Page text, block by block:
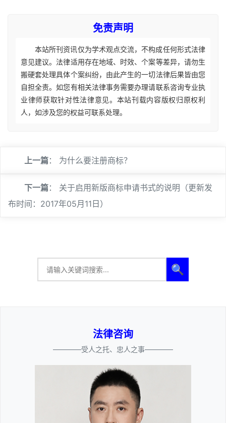
免责声明
本站所刊资讯仅为学术观点交流，不构成任何形式法律
意见建议。法律适用存在地域、时效、个案等差异，请勿生
搬硬套处理具体个案纠纷，由此产生的一切法律后果皆由您
自担全责。如您有相关法律事务需要办理请联系咨询专业执
业律师获取针对性法律意见。本站刊载内容版权归原权利
人，如涉及您的权益可联系处理。
上一篇： 为什么要注册商标？
下一篇： 关于启用新版商标申请书式的说明（更新发
布时间：2017年05月11日）
🔍
法律咨询
————受人之托、忠人之事————